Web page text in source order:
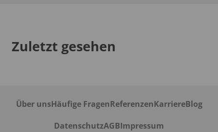
Zuletzt gesehen
Über unsHäufige FragenReferenzenKarriereBlog
DatenschutzAGBImpressum